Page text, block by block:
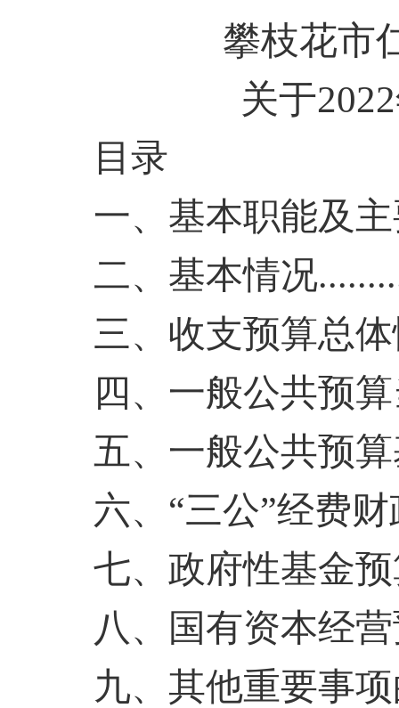
攀枝花市
关于2022
目录
一、基本职能及
二、基本情况
三、收支预算总
四、一般公共预
五、一般公共预
六、 “三公”经费
七、政府性基金
八、国有资本经
九、其他重要事